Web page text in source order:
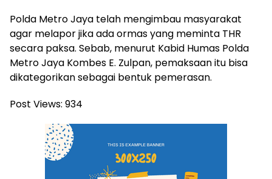
Polda Metro Jaya telah mengimbau masyarakat
agar melapor jika ada ormas yang meminta THR
secara paksa. Sebab, menurut Kabid Humas Polda
Metro Jaya Kombes E. Zulpan, pemaksaan itu bisa
dikategorikan sebagai bentuk pemerasan.
Post Views: 934